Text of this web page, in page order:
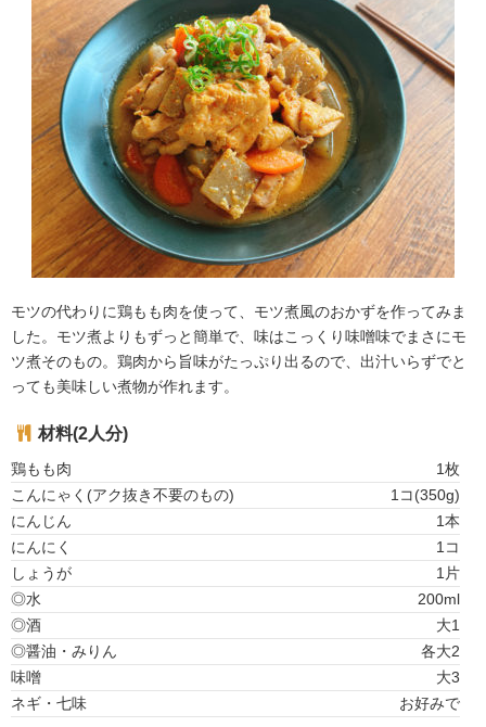
モツの代わりに鶏もも肉を使って、モツ煮風のおかずを作ってみま
した。モツ煮よりもずっと簡単で、味はこっくり味噌味でまさにモ
ツ煮そのもの。鶏肉から旨味がたっぷり出るので、出汁いらずでと
っても美味しい煮物が作れます。
材料(2人分)
鶏もも肉
1枚
こんにゃく(アク抜き不要のもの)
1コ(350g)
にんじん
1本
にんにく
1コ
しょうが
1片
◎水
200ml
◎酒
大1
◎醤油・みりん
各大2
味噌
大3
ネギ・七味
お好みで